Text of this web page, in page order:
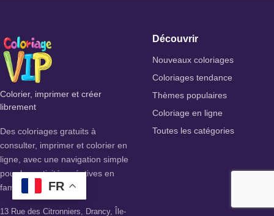
Colorier, imprimer et créer
librement
Des coloriages gratuits à
consulter, imprimer et colorier en
ligne, avec une navigation simple
pour les activités créatives en
famille.
13 Rue des Citronniers, Drancy, Île-
Découvrir
Nouveaux coloriages
Coloriages tendance
Thèmes populaires
Coloriage en ligne
Toutes les catégories
FR